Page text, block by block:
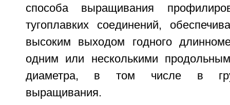
способа выращивания
тугоплавких соединений,
высоким выходом годного
одним или несколькими
диаметра, в том числе в
выращивания.